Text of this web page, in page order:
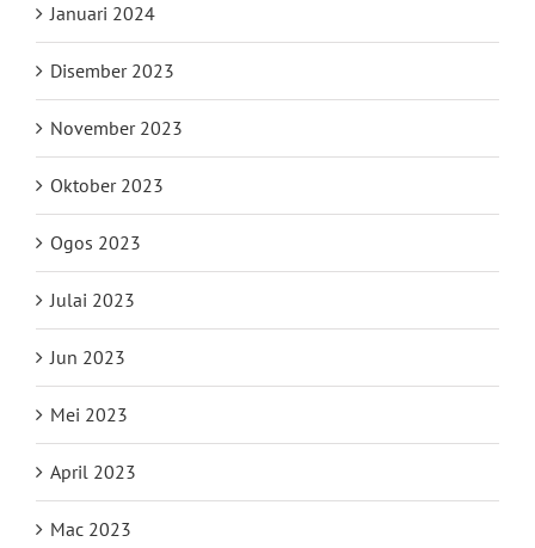
Januari 2024
Disember 2023
November 2023
Oktober 2023
Ogos 2023
Julai 2023
Jun 2023
Mei 2023
April 2023
Mac 2023